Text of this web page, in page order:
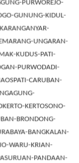
PURWOREJO-
GUNUNG-KIDUL-
UNGARAN-
KUDUS-PATI-
PURWODADI-
CARUBAN-
KERTOSONO-
BRONDONG-
BANGKALAN-
WARU-KRIAN-
PANDAAN-